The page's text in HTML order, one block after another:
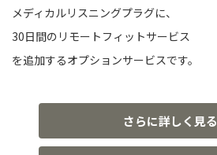
メディカルリスニングプラグに、
30日間のリモートフィットサービス
を追加するオプションサービスです。
さらに詳しく見る